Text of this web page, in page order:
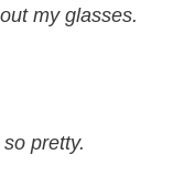
my glasses.
pretty.